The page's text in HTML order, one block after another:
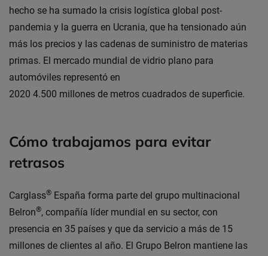
hecho se ha sumado la crisis logística global post-
pandemia y la guerra en Ucrania, que ha tensionado aún
más los precios y las cadenas de suministro de materias
primas. El mercado mundial de vidrio plano para
automóviles representó en
2020 4.500 millones de metros cuadrados de superficie.
Cómo trabajamos para evitar
retrasos
Carglass® España forma parte del grupo multinacional
Belron®, compañía líder mundial en su sector, con
presencia en 35 países y que da servicio a más de 15
millones de clientes al año. El Grupo Belron mantiene las